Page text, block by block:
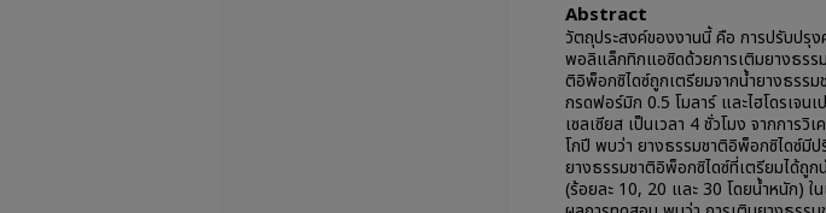
Abstract
วัตถุประสงค์ของงานนี้ คือ การปรับปรุ
พอลิแล็กทิกแอซิดด้วยการเติมยางธรร
ติอิพ็อกซิไดซ์ถูกเตรียมจากน้ำยางธรรม
กรดฟอร์มิก 0.5 โมลาร์ และไฮโดรเจ
เซลเซียส เป็นเวลา 4 ชั่วโมง จากการ
โกปี พบว่า ยางธรรมชาติอิพ็อกซิไดซ์มี
ยางธรรมชาติอิพ็อกซิไดซ์ที่เตรียมได้
(ร้อยละ 10, 20 และ 30 โดยน้ำหนัก)